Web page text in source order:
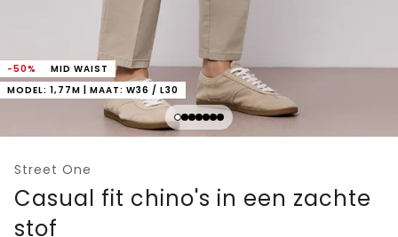
-50%
MID WAIST
MODEL: 1,77M | MAAT: W36 / L30
Street One
Casual fit chino's in een zachte
stof